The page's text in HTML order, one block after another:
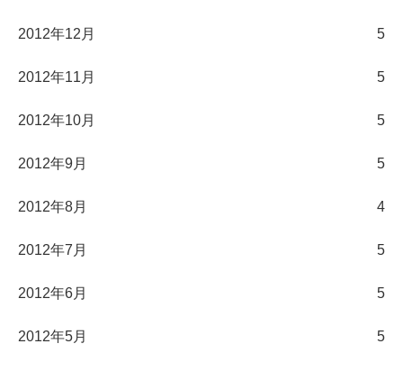
2012年12月 5
2012年11月 5
2012年10月 5
2012年9月 5
2012年8月 4
2012年7月 5
2012年6月 5
2012年5月 5